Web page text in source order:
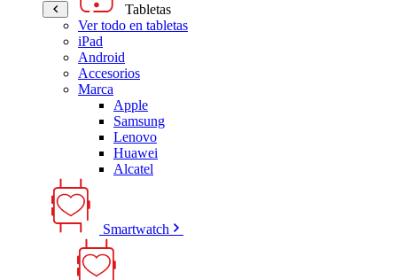
Tabletas
Ver todo en tabletas
iPad
Android
Accesorios
Marca
Apple
Samsung
Lenovo
Huawei
Alcatel
Smartwatch